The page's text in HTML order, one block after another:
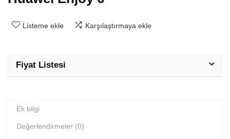
Listeme ekle Karşılaştırmaya ekle
Fiyat Listesi
Ek bilgi
Değerlendirmeler (0)